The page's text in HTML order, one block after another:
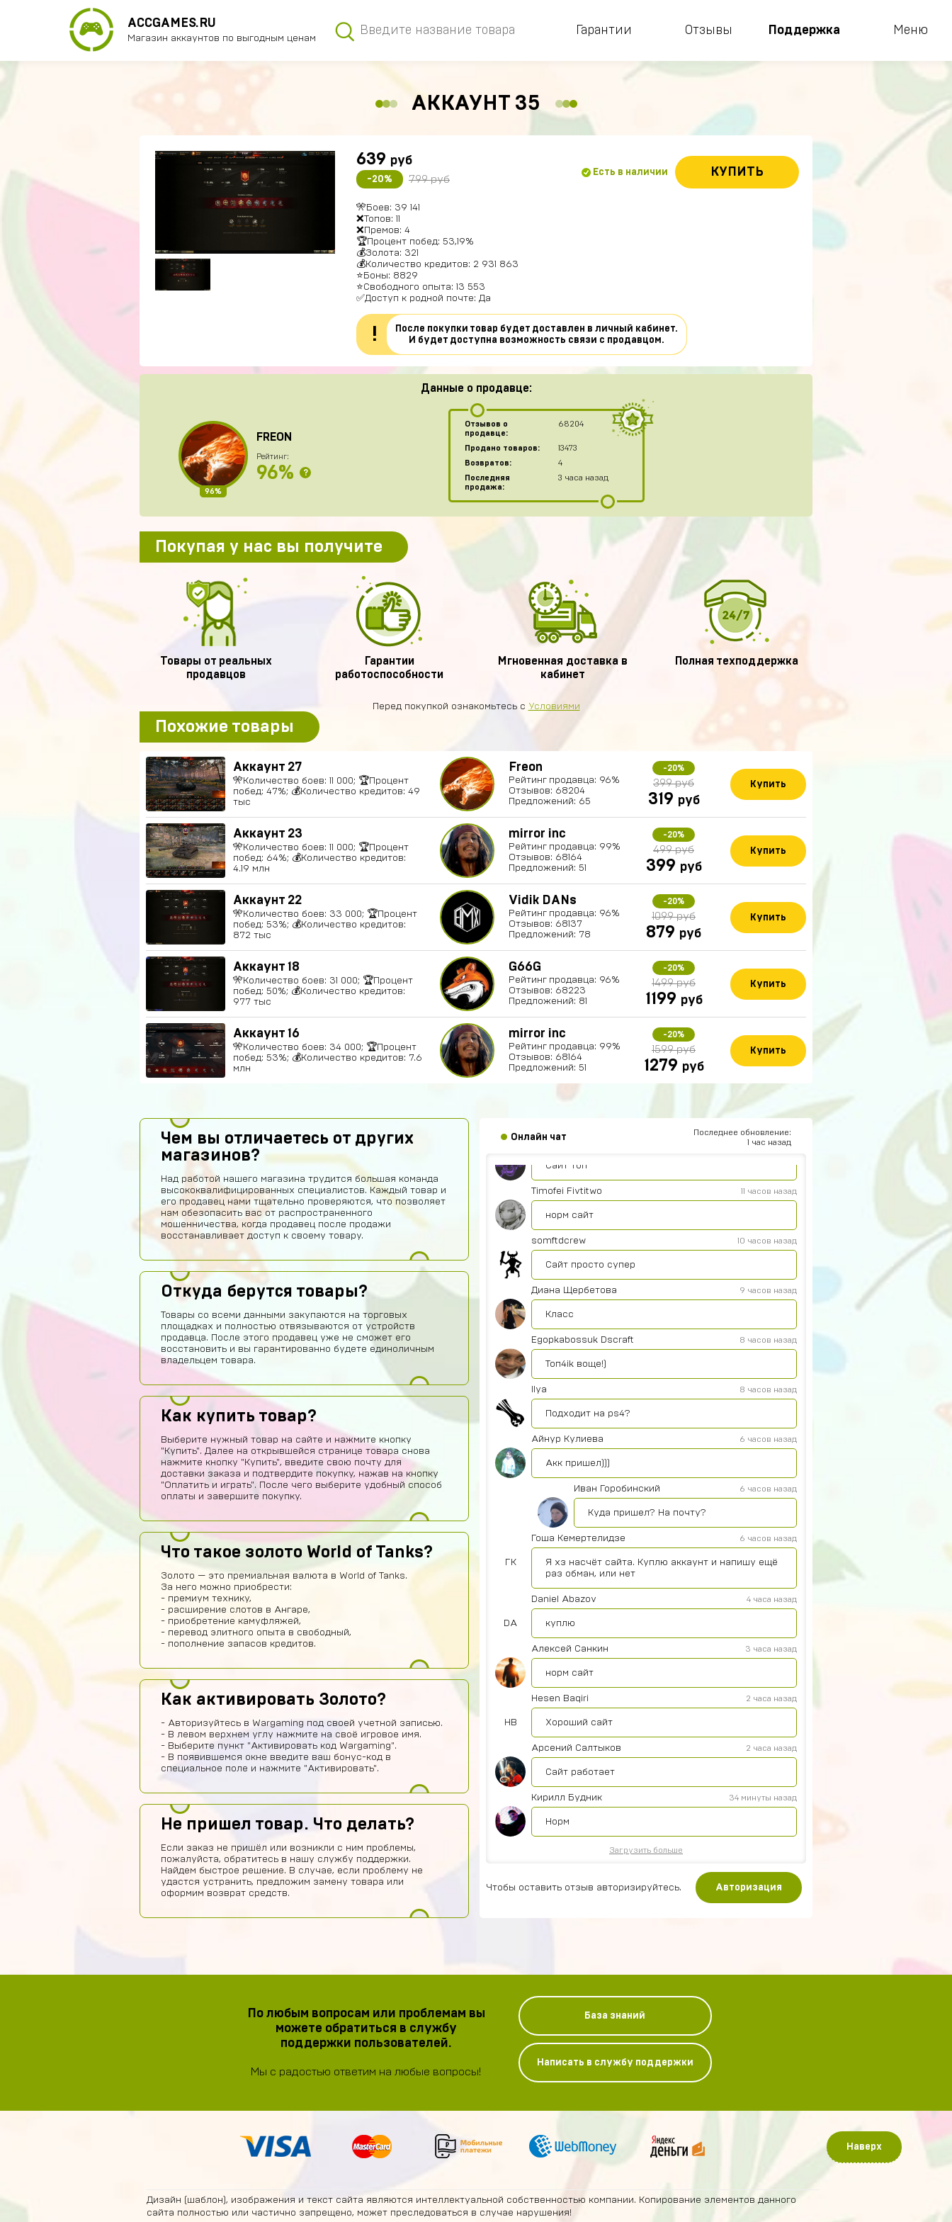
ACCGAMES.RU
Магазин аккаунтов по выгодным ценам
Гарантии Отзывы Поддержка Меню
АККАУНТ 35
639 руб
-20% 799 руб
Есть в наличии КУПИТЬ
🎌Боев: 39 141
❌Топов: 11
❌Премов: 4
🏆Процент побед: 53,19%
💰Золота: 321
💰Количество кредитов: 2 931 863
⭐Боны: 8829
⭐Свободного опыта: 13 553
✅Доступ к родной почте: Да
!
После покупки товар будет доставлен в личный кабинет.
И будет доступна возможность связи с продавцом.
Данные о продавце:
96%
FREON
Рейтинг:
96% ?
Отзывов о
продавце:
68204
Продано товаров:
13473
Возвратов:
4
Последняя
продажа:
3 часа назад
Покупая у нас вы получите
Товары от реальных
продавцов
Гарантии
работоспособности
Мгновенная доставка в
кабинет
Полная техподдержка
Перед покупкой ознакомьтесь с Условиями
Похожие товары
Аккаунт 27
🎌Количество боев: 11 000; 🏆Процент
побед: 47%; 💰Количество кредитов: 49
тыс
Freon
Рейтинг продавца: 96%
Отзывов: 68204
Предложений: 65
-20%
399 руб
319 руб
Купить
Аккаунт 23
🎌Количество боев: 11 000; 🏆Процент
побед: 64%; 💰Количество кредитов:
4.19 млн
mirror inc
Рейтинг продавца: 99%
Отзывов: 68164
Предложений: 51
-20%
499 руб
399 руб
Купить
Аккаунт 22
🎌Количество боев: 33 000; 🏆Процент
побед: 53%; 💰Количество кредитов:
872 тыс
Vidik DANs
Рейтинг продавца: 96%
Отзывов: 68137
Предложений: 78
-20%
1099 руб
879 руб
Купить
Аккаунт 18
🎌Количество боев: 31 000; 🏆Процент
побед: 50%; 💰Количество кредитов:
977 тыс
G66G
Рейтинг продавца: 96%
Отзывов: 68223
Предложений: 81
-20%
1499 руб
1199 руб
Купить
Аккаунт 16
🎌Количество боев: 34 000; 🏆Процент
побед: 53%; 💰Количество кредитов: 7.6
млн
mirror inc
Рейтинг продавца: 99%
Отзывов: 68164
Предложений: 51
-20%
1599 руб
1279 руб
Купить
Чем вы отличаетесь от других
магазинов?
Над работой нашего магазина трудится большая команда
высококвалифицированных специалистов. Каждый товар и
его продавец нами тщательно проверяются, что позволяет
нам обезопасить вас от распространенного
мошенничества, когда продавец после продажи
восстанавливает доступ к своему товару.
Откуда берутся товары?
Товары со всеми данными закупаются на торговых
площадках и полностью отвязываются от устройств
продавца. После этого продавец уже не сможет его
восстановить и вы гарантированно будете единоличным
владельцем товара.
Как купить товар?
Выберите нужный товар на сайте и нажмите кнопку
"Купить". Далее на открывшейся странице товара снова
нажмите кнопку "Купить", введите свою почту для
доставки заказа и подтвердите покупку, нажав на кнопку
"Оплатить и играть". После чего выберите удобный способ
оплаты и завершите покупку.
Что такое золото World of Tanks?
Золото — это премиальная валюта в World of Tanks.
За него можно приобрести:
- премиум технику,
- расширение слотов в Ангаре,
- приобретение камуфляжей,
- перевод элитного опыта в свободный,
- пополнение запасов кредитов.
Как активировать Золото?
- Авторизуйтесь в Wargaming под своей учетной записью.
- В левом верхнем углу нажмите на своё игровое имя.
- Выберите пункт "Активировать код Wargaming".
- В появившемся окне введите ваш бонус-код в
специальное поле и нажмите "Активировать".
Не пришел товар. Что делать?
Если заказ не пришёл или возникли с ним проблемы,
пожалуйста, обратитесь в нашу службу поддержки.
Найдем быстрое решение. В случае, если проблему не
удастся устранить, предложим замену товара или
оформим возврат средств.
Онлайн чат
Последнее обновление:
1 час назад
Абукар Хамхоев
Top
13 часов назад
Vladislav Vporyade 12 часов назад
Сайт топ
Timofei Fivtitwo 11 часов назад
норм сайт
somftdcrew 10 часов назад
Сайт просто супер
Диана Щербетова 9 часов назад
Класс
Egopkabossuk Dscraft 8 часов назад
Топ4ik воще!)
Ilya 8 часов назад
Подходит на ps4?
Айнур Кулиева 6 часов назад
Акк пришел)))
Иван Горобинский 6 часов назад
Куда пришел? На почту?
ГК
Гоша Кемертелидзе 6 часов назад
Я хз насчёт сайта. Куплю аккаунт и напишу ещё
раз обман, или нет
DA
Daniel Abazov 4 часа назад
куплю
Алексей Санкин 3 часа назад
норм сайт
HB
Hesen Baqiri 2 часа назад
Хороший сайт
Арсений Салтыков 2 часа назад
Сайт работает
Кирилл Будник 34 минуты назад
Норм
Загрузить больше
Чтобы оставить отзыв авторизируйтесь. Авторизация
По любым вопросам или проблемам вы
можете обратиться в службу
поддержки пользователей.
Мы с радостью ответим на любые вопросы!
База знаний
Написать в службу поддержки
Наверх
Дизайн (шаблон), изображения и текст сайта являются интеллектуальной собственностью компании. Копирование элементов данного
сайта полностью или частично запрещено, может преследоваться в случае нарушения!